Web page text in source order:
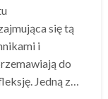
się tą
i
do
Jedną z…